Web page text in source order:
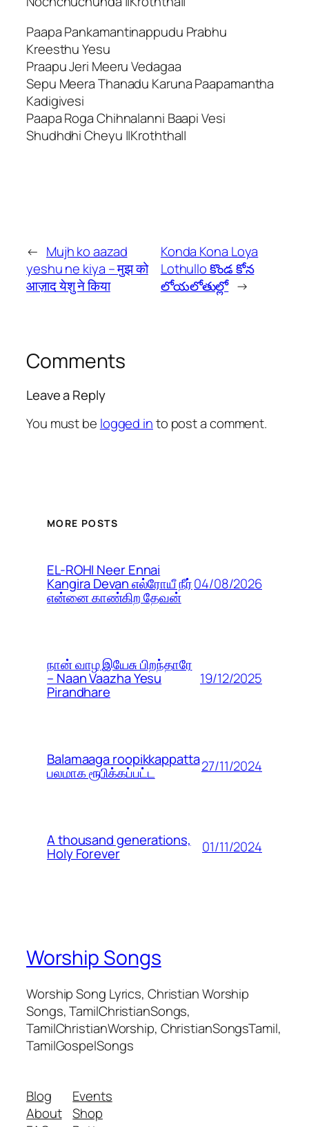
Paapa Pankamantinappudu Prabhu
Kreesthu Yesu
Praapu Jeri Meeru Vedagaa
Sepu Meera Thanadu Karuna Paapamantha
Kadigivesi
Paapa Roga Chihnalanni Baapi Vesi
Shudhdhi Cheyu ||Kroththa||
← Mujh ko aazad
yeshu ne kiya – मुझ को
आज़ाद येशु ने किया
Konda Kona Loya
Lothullo కొండ కోన
లోయలోతుల్లో →
Comments
Leave a Reply
You must be logged into post a comment.
MORE POSTS
EL-ROHI Neer Ennai
Kangira Devan எல்ரோயீ நீர்
என்னை காண்கிற தேவன்
04/08/2026
நான் வாழ இயேசு பிறந்தாரே
– Naan Vaazha Yesu
Pirandhare
19/12/2025
Balamaaga roopikkappatta
பலமாக ரூபிக்கப்பட்ட 27/11/2024
A thousand generations,
Holy Forever 01/11/2024
Worship Songs
Worship Song Lyrics, Christian Worship
Songs, TamilChristianSongs,
TamilChristianWorship, ChristianSongsTamil,
TamilGospelSongs
Blog
About
Events
Shop